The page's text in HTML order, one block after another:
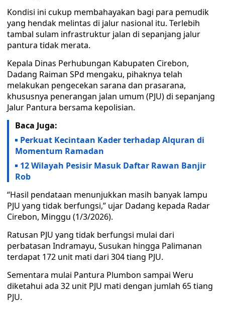
Kondisi ini cukup membahayakan bagi para pemudik
yang hendak melintas di jalur nasional itu. Terlebih
tambal sulam infrastruktur jalan di sepanjang jalur
pantura tidak merata.
Kepala Dinas Perhubungan Kabupaten Cirebon,
Dadang Raiman SPd mengaku, pihaknya telah
melakukan pengecekan sarana dan prasarana,
khususnya penerangan jalan umum (PJU) di sepanjang
Jalur Pantura bersama kepolisian.
Baca Juga:
Perkuat Kecintaan Kader terhadap Alquran di
Momentum Ramadan
12 Wilayah Pesisir Masuk Daftar Rawan Banjir
Rob
“Hasil pendataan menunjukkan masih banyak lampu
PJU yang tidak berfungsi,” ujar Dadang kepada Radar
Cirebon, Minggu (1/3/2026).
Ratusan PJU yang tidak berfungsi mulai dari
perbatasan Indramayu, Susukan hingga Palimanan
terdapat 172 unit mati dari 304 tiang PJU.
Sementara mulai Pantura Plumbon sampai Weru
diketahui ada 32 unit PJU mati dengan jumlah 65 tiang
PJU.